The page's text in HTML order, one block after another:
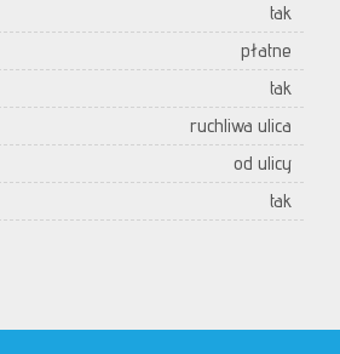
tak
płatne
tak
ruchliwa ulica
od ulicy
tak